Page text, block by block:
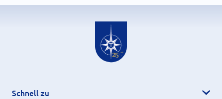
Schnell zu